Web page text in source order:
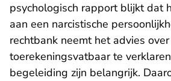
psychologisch rapport blijkt dat
aan een narcistische
rechtbank neemt het advies
toerekeningsvatbaar te
begeleiding zijn belangrijk.